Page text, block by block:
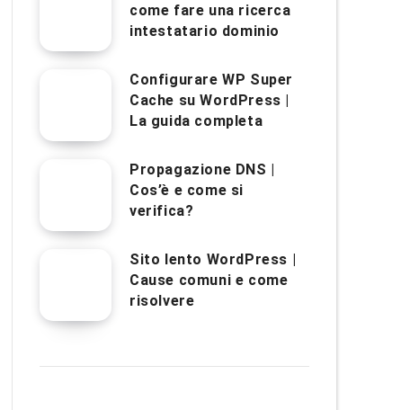
come fare una ricerca
intestatario dominio
Configurare WP Super
Cache su WordPress |
La guida completa
Propagazione DNS |
Cos’è e come si
verifica?
Sito lento WordPress |
Cause comuni e come
risolvere